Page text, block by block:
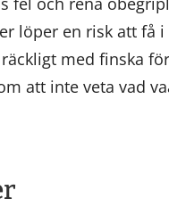
löper en risk att få
med finska
att inte veta vad